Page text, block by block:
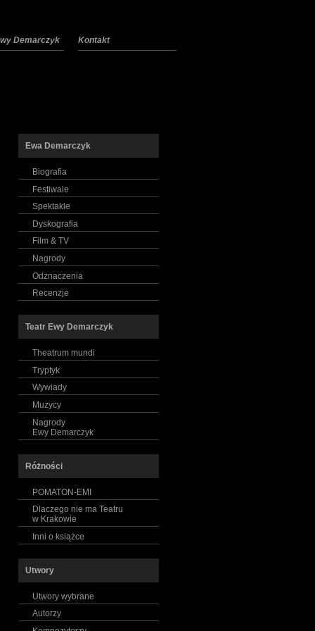
Demarczyk Kontakt
Ewa Demarczyk
Biografia
Festiwale
Spektakle
Dyskografia
Film & TV
Nagrody
Odznaczenia
Recenzje
Teatr Ewy Demarczyk
Theatrum mundi
Tryptyk
Wywiady
Muzycy
Nagrody
Ewy Demarczyk
Różności
POMATON-EMI
Dlaczego nie ma Teatru
w Krakowie
Inni o książce
Utwory
Utwory wybrane
Autorzy